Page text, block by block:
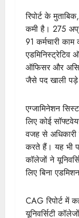
रिपोर्ट के
कमी है। 275
91 कर्मचारी
ऑफिसर और
जैसे पद खाली
एग्जामिनेशन
लिए कोई
वजह से
करते हैं। यह भी
कॉलेजों ने
लिए बिना
CAG रिपोर्ट में
यूनिवर्सिटी